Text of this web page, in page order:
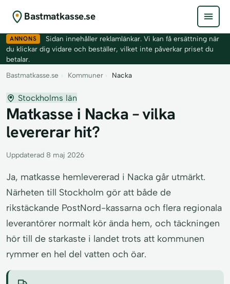
Bastmatkasse.se
ANNONS
Sidan innehåller reklamlänkar. Vi kan få ersättning när
du klickar dig vidare och beställer, vilket inte påverkar priset du
betalar.
Bastmatkasse.se › Kommuner › Nacka
Stockholms län
Matkasse i Nacka – vilka
levererar hit?
Uppdaterad 8 maj 2026
Ja, matkasse hemlevererad i Nacka går utmärkt.
Närheten till Stockholm gör att både de
rikstäckande PostNord-kassarna och flera regionala
leverantörer normalt kör ända hem, och täckningen
hör till de starkaste i landet trots att kommunen
rymmer en hel del vatten och öar.